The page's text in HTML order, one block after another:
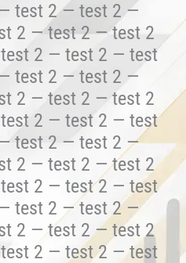
test 2 — test 2 —
2 — test 2 — test 2
2 — test 2 — test
test 2 — test 2 —
2 — test 2 — test 2
2 — test 2 — test
test 2 — test 2 —
2 — test 2 — test 2
2 — test 2 — test
test 2 — test 2 —
2 — test 2 — test 2
2 — test 2 — test